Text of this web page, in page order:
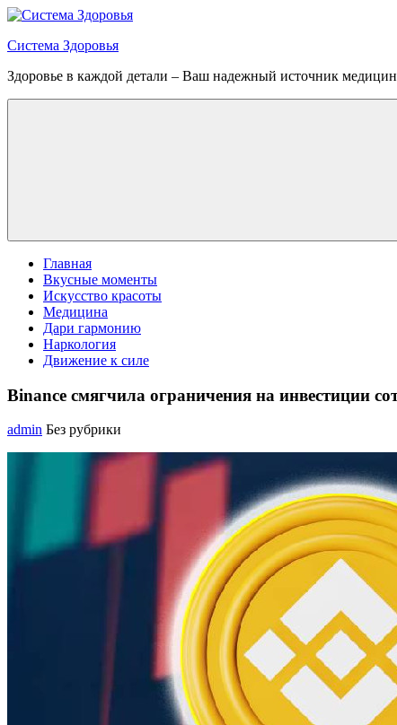
Перейти
содержимому
Система Здоровья
Здоровье в каждой детали – Ваш надежный источник
Меню
Главная
Вкусные моменты
Искусство красоты
Медицина
Дари гармонию
Наркология
Движение к силе
Binance смягчила ограничения на инвестиции
admin Без рубрики